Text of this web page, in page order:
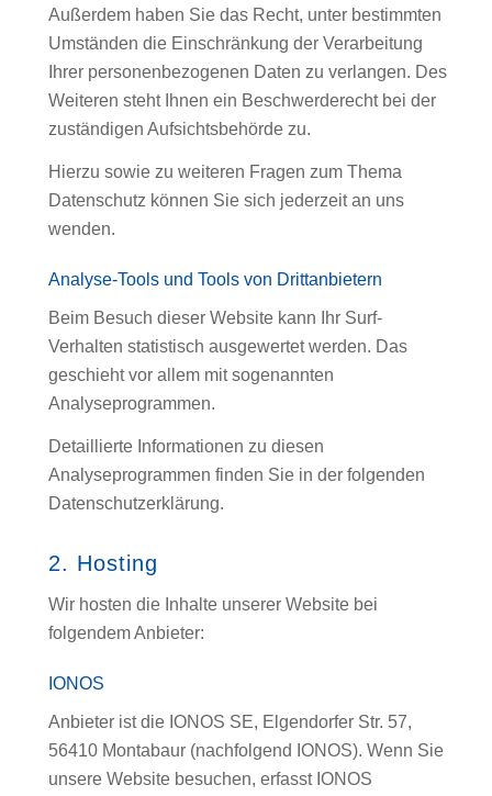
Außerdem haben Sie das Recht, unter bestimmten
Umständen die Einschränkung der Verarbeitung
Ihrer personenbezogenen Daten zu verlangen. Des
Weiteren steht Ihnen ein Beschwerderecht bei der
zuständigen Aufsichtsbehörde zu.
Hierzu sowie zu weiteren Fragen zum Thema
Datenschutz können Sie sich jederzeit an uns
wenden.
Analyse-Tools und Tools von Dritt­anbietern
Beim Besuch dieser Website kann Ihr Surf-
Verhalten statistisch ausgewertet werden. Das
geschieht vor allem mit sogenannten
Analyseprogrammen.
Detaillierte Informationen zu diesen
Analyseprogrammen finden Sie in der folgenden
Datenschutzerklärung.
2. Hosting
Wir hosten die Inhalte unserer Website bei
folgendem Anbieter:
IONOS
Anbieter ist die IONOS SE, Elgendorfer Str. 57,
56410 Montabaur (nachfolgend IONOS). Wenn Sie
unsere Website besuchen, erfasst IONOS